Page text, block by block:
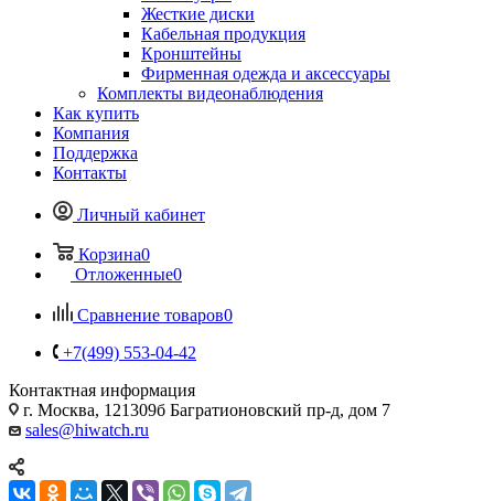
Жесткие диски
Кабельная продукция
Кронштейны
Фирменная одежда и аксессуары
Комплекты видеонаблюдения
Как купить
Компания
Поддержка
Контакты
Личный кабинет
Корзина0
Отложенные0
Сравнение товаров0
+7(499) 553-04-42
Контактная информация
г. Москва, 121309б Багратионовский пр-д, дом 7
sales@hiwatch.ru